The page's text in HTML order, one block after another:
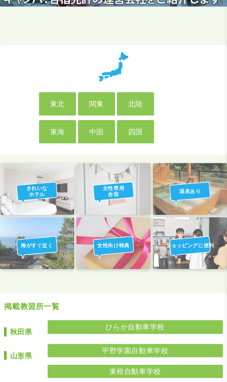
東北 関東 北陸
東海 中国 四国
きれいな
ホテル
女性専用
合宿
温泉あり
海がすぐ近く 女性向け特典 ショッピングに便利
掲載教習所一覧
秋田県
ひらか自動車学校
山形県
平野学園自動車学校
東根自動車学校